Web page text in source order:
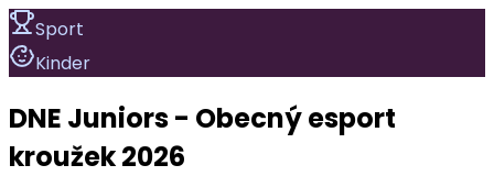
Sport
Kinder
DNE Juniors - Obecný esport
kroužek 2026